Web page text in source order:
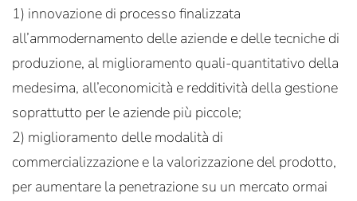
1) innovazione di processo finalizzata
all’ammodernamento delle aziende e delle tecniche di
produzione, al miglioramento quali-quantitativo della
medesima, all’economicità e redditività della gestione
soprattutto per le aziende più piccole;
2) miglioramento delle modalità di
commercializzazione e la valorizzazione del prodotto,
per aumentare la penetrazione su un mercato ormai